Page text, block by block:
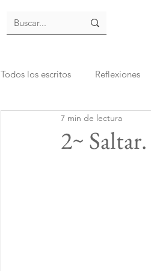
Todos los escritos Reflexiones
2~ Saltar.
7 min de lectura